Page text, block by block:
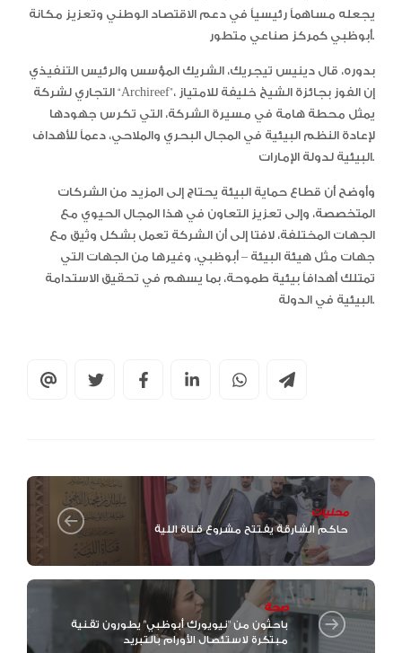
يجعله مساهماً رئيسياً في دعم الاقتصاد الوطني وتعزيز مكانة
أبوظبي كمركز صناعي متطور.
بدوره، قال دينيس تيجريك، الشريك المؤسس والرئيس التنفيذي
التجاري لشركة “Archireef”، إن الفوز بجائزة الشيخ خليفة للامتياز
يمثل محطة هامة في مسيرة الشركة، التي تكرس جهودها
لإعادة النظم البيئية في المجال البحري والملاحي، دعماً للأهداف
البيئية لدولة الإمارات.
وأوضح أن قطاع حماية البيئة يحتاج إلى المزيد من الشركات
المتخصصة، وإلى تعزيز التعاون في هذا المجال الحيوي مع
الجهات المختلفة، لافتا إلى أن الشركة تعمل بشكل وثيق مع
جهات مثل هيئة البيئة – أبوظبي، وغيرها من الجهات التي
تمتلك أهدافاً بيئية طموحة، بما يسهم في تحقيق الاستدامة
البيئية في الدولة.
محليات
حاكم الشارقة يفتتح مشروع قناة اللية
صحة
باحثون من "نيويورك أبوظبي" يطورون تقنية
مبتكرة لاستئصال الأورام بالتبريد